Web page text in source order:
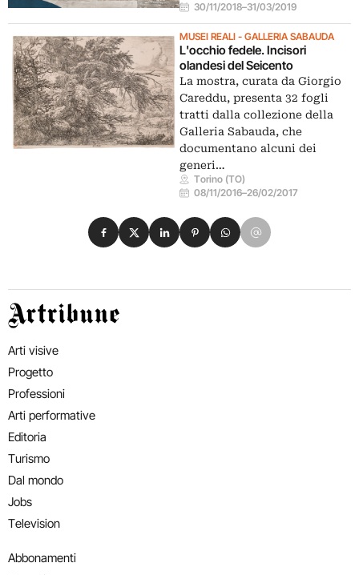
30/11/2018–31/03/2019
MUSEI REALI - GALLERIA SABAUDA
L'occhio fedele. Incisori
olandesi del Seicento
La mostra, curata da Giorgio
Careddu, presenta 32 fogli
tratti dalla collezione della
Galleria Sabauda, che
documentano alcuni dei
generi…
Torino (TO)
08/11/2016–26/02/2017
Condividi su Facebook
Condividi su X
Condividi su LinkedIn
Condividi su Pinterest
Condividi su WhatsApp
Condividi su Email
Artribune
Arti visive
Progetto
Professioni
Arti performative
Editoria
Turismo
Dal mondo
Jobs
Television
Abbonamenti